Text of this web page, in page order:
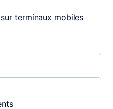
terminaux mobiles